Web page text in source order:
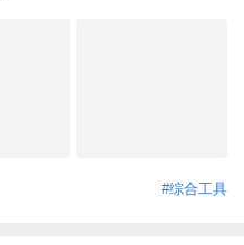
#综合工具